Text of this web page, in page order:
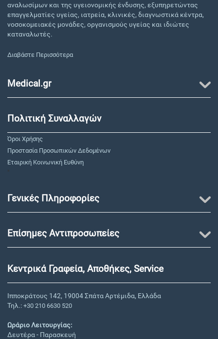
αναλωσίμων και της υγειονομικής ένδυσης, εξυπηρετώντας
επαγγελματίες υγείας, ιατρεία, κλινικές, διαγνωστικά κέντρα,
νοσοκομειακές μονάδες, οργανισμούς υγείας και ιδιώτες
καταναλωτές.
Διαβάστε Περισσότερα
Medical.gr
Πολιτική Συναλλαγών
Όροι Χρήσης
Προστασία Προσωπικών Δεδομένων
Εταιρική Κοινωνική Ευθύνη
"
Γενικές Πληροφορίες
Επίσημες Αντιπροσωπείες
Κεντρικά Γραφεία, Αποθήκες, Service
Ιπποκράτους 142, 19004 Σπάτα Αρτέμιδα, Ελλάδα
Τηλ.: +30 210 6630 520
Ωράριο Λειτουργίας:
Δευτέρα - Παρασκευή